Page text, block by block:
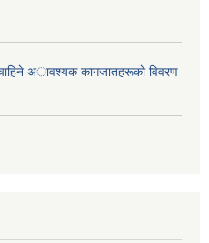
चाहिने अावश्यक कागजातहरूकाे विवरण